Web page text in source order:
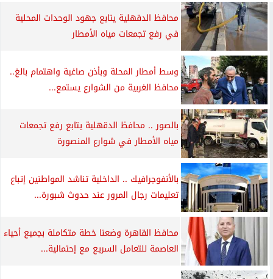
محافظ الدقهلية يتابع جهود الوحدات المحلية
في رفع تجمعات مياه الأمطار
وسط أمطار المحلة وبأذن صاغية واهتمام بالغ..
محافظ الغربية من الشوارع يستمع...
بالصور .. محافظ الدقهلية يتابع رفع تجمعات
مياه الأمطار في شوارع المنصورة
بالأنفوجرافيك .. الداخلية تناشد المواطنين إتباع
تعليمات رجال المرور عند حدوث شبورة...
محافظ القاهرة وضعنا خطة متكاملة بجميع أحياء
العاصمة للتعامل السريع مع إحتمالية...